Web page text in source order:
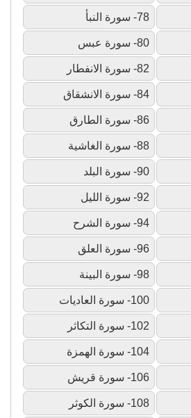
78- سورة النبأ
80- سورة عبس
82- سورة الانفطار
84- سورة الانشقاق
86- سورة الطارق
88- سورة الغاشية
90- سورة البلد
92- سورة الليل
94- سورة الشرح
96- سورة العلق
98- سورة البينة
100- سورة العاديات
102- سورة التكاثر
104- سورة الهمزة
106- سورة قريش
108- سورة الكوثر